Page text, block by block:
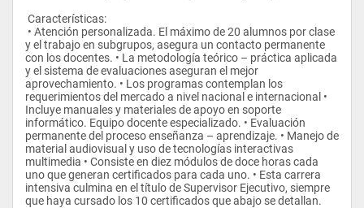
Características:
y el trabajo en subgrupos, asegura un contacto permanente
con los docentes. • La metodología teórico – práctica aplicada
y el sistema de evaluaciones aseguran el mejor
aprovechamiento. • Los programas contemplan los
requerimientos del mercado a nivel nacional e internacional •
Incluye manuales y materiales de apoyo en soporte
informático. Equipo docente especializado. • Evaluación
permanente del proceso enseñanza – aprendizaje. • Manejo de
material audiovisual y uso de tecnologías interactivas
multimedia • Consiste en diez módulos de doce horas cada
uno que generan certificados para cada uno. • Esta carrera
intensiva culmina en el título de Supervisor Ejecutivo, siempre
que haya cursado los 10 certificados que abajo se detallan.